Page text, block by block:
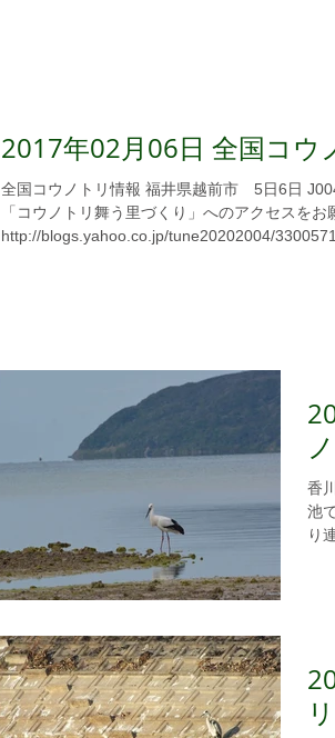
2017年02月06日 全国コウ
全国コウノトリ情報 福井県越前市 5日6日 J0041J0481が目撃されています。詳しくは、
「コウノトリ舞う里づくり」へのアクセスをお
http://blogs.yahoo.co.jp/tune20202004/
香川
池
り